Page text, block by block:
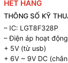
HẾT HÀNG
THÔNG SỐ KỸ
– IC: LGT8F328P
– Điện áp hoạt
+ 5V (từ usb)
+ 6V ~ 9V DC